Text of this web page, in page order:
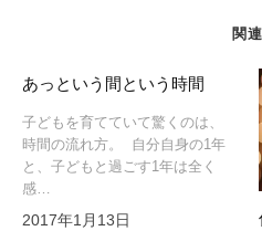
関連
あっという間という時間
子どもを育てていて驚くのは、
時間の流れ方。 自分自身の1年
と、子どもと過ごす1年は全く
感…
2017年1月13日